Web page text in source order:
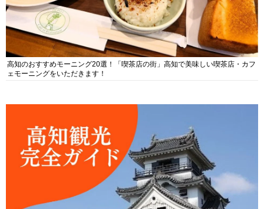
高知のおすすめモーニング20選！「喫茶店の街」高知で美味しい喫茶店・カフ
ェモーニングをいただきます！